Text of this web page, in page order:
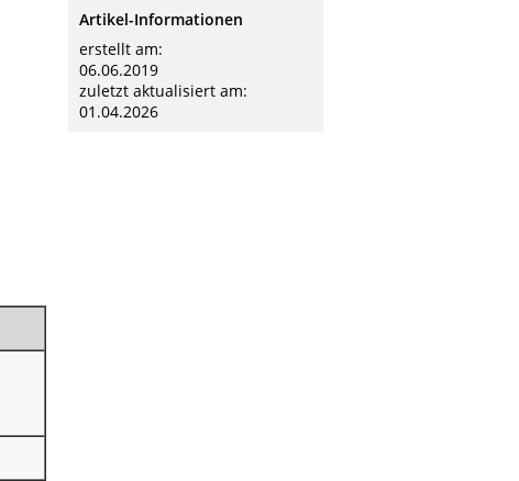
Artikel-Informationen
erstellt am:
06.06.2019
zuletzt aktualisiert am:
01.04.2026